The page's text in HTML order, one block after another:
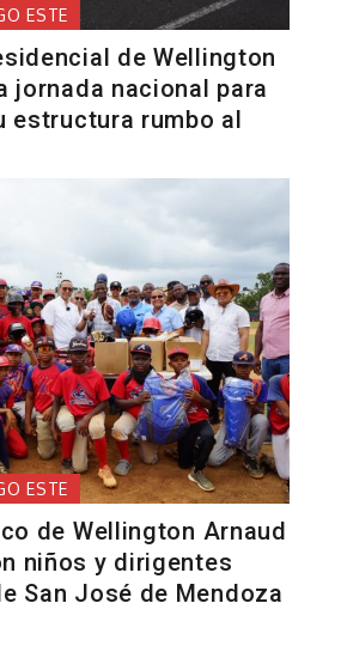
ESTE
de Wellington
jornada nacional para
estructura rumbo al
ESTE
de Wellington Arnaud
niños y dirigentes
San José de Mendoza